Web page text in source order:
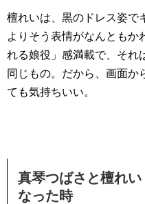
檀れいは、黒のドレス姿で
よりそう表情がなんともか
れる娘役」感満載で、それ
同じもの。だから、画面か
ても気持ちいい。
真琴つばさと檀れ
なった時